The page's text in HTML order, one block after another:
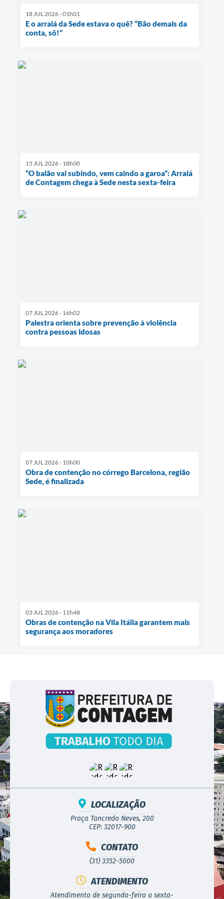
18 JUL 2026 - 01h01
E o arraiá da Sede estava o quê? “Bão demais da
conta, sô!”
15 JUL 2026 - 18h00
“O balão vai subindo, vem caindo a garoa”: Arraiá
de Contagem chega à Sede nesta sexta-feira
07 JUL 2026 - 16h02
Palestra orienta sobre prevenção à violência
contra pessoas idosas
07 JUL 2026 - 10h00
Obra de contenção no córrego Barcelona, região
Sede, é finalizada
03 JUL 2026 - 11h48
Obras de contenção na Vila Itália garantem mais
segurança aos moradores
LOCALIZAÇÃO
Praça Tancredo Neves, 200
CEP: 32017-900
CONTATO
(31) 3352-5000
ATENDIMENTO
Atendimento de segunda-feira a sexta-